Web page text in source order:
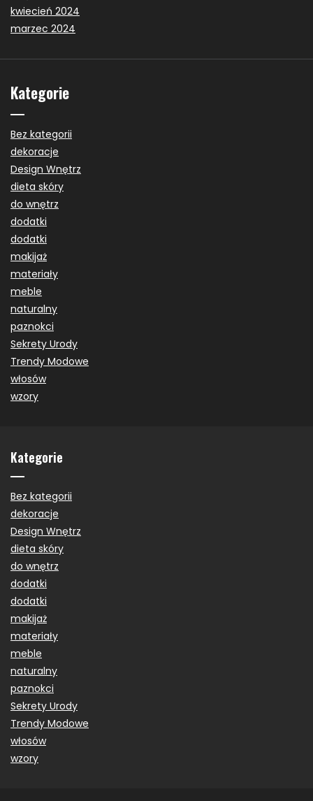
kwiecień 2024
marzec 2024
Kategorie
Bez kategorii
dekoracje
Design Wnętrz
dieta skóry
do wnętrz
dodatki
dodatki
makijaż
materiały
meble
naturalny
paznokci
Sekrety Urody
Trendy Modowe
włosów
wzory
Kategorie
Bez kategorii
dekoracje
Design Wnętrz
dieta skóry
do wnętrz
dodatki
dodatki
makijaż
materiały
meble
naturalny
paznokci
Sekrety Urody
Trendy Modowe
włosów
wzory